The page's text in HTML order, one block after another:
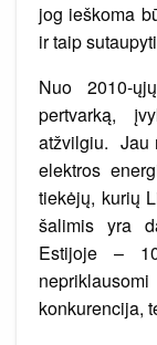
jog ieškoma
ir taip
Nuo 2010-
pertvarką,
atžvilgiu. Jau
elektros
tiekėjų, kurių
šalimis yra
Estijoje –
konkurencija,